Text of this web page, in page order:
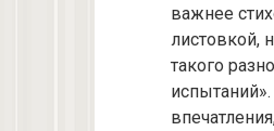
важнее
листовкой,
такого